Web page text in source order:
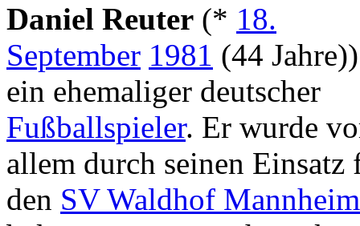
Daniel Reuter (* 18.
September 1981 (44
ein ehemaliger deutscher
Fußballspieler. Er wurde
allem durch seinen Einsatz
den SV Waldhof Mannheim